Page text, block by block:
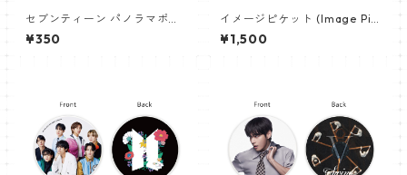
セブンティーン パノラマポス
ター (SEVENTEEN Poster) 70
0*330mm 【seventeen-0
¥350
イメージピケット (Image Pic
ket) うちわ - ヴィ (V_04)
¥1,500